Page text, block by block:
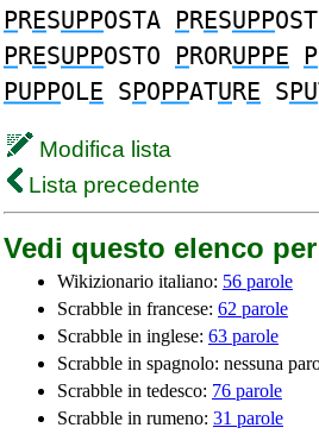
PRESUPPOSTA PRESUPP
PRESUPPOSTO PRORUPPE P
PUPPOLE SPOPPATURE SPU
Modifica lista
Lista precedente
Vedi questo elenco
Wikizionario italiano: 56 parole
Scrabble in francese: 62 parole
Scrabble in inglese: 63 parole
Scrabble in spagnolo: nessuna
Scrabble in tedesco: 76 parole
Scrabble in rumeno: 31 parole